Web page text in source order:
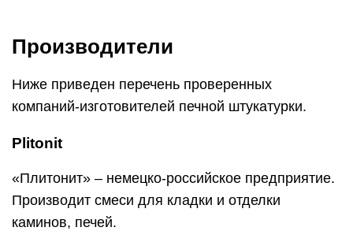
Производители
Ниже приведен перечень проверенных
компаний-изготовителей печной штукатурки.
Plitonit
«Плитонит» – немецко-российское предприятие.
Производит смеси для кладки и отделки
каминов, печей.